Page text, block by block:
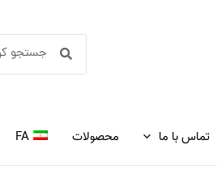
جستجو
کردنکردن
تماس با ما محصولات FA